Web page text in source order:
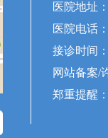
医院地址
医院电话
接诊时间
网站备案/
郑重提醒